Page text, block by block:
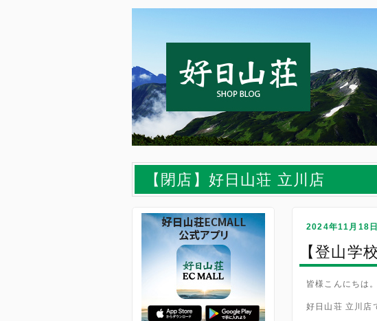
【閉店】好日山荘 立川店
2024年11月18
【登山学
皆様こんにちは。
好日山荘 立川店